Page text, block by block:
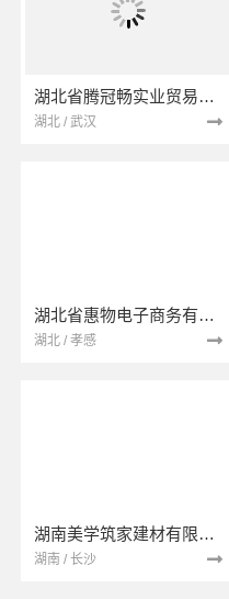
湖北省腾冠畅实业贸易有限公司
湖北 / 武汉
湖北省惠物电子商务有限公司
湖北 / 孝感
湖南美学筑家建材有限公司
湖南 / 长沙